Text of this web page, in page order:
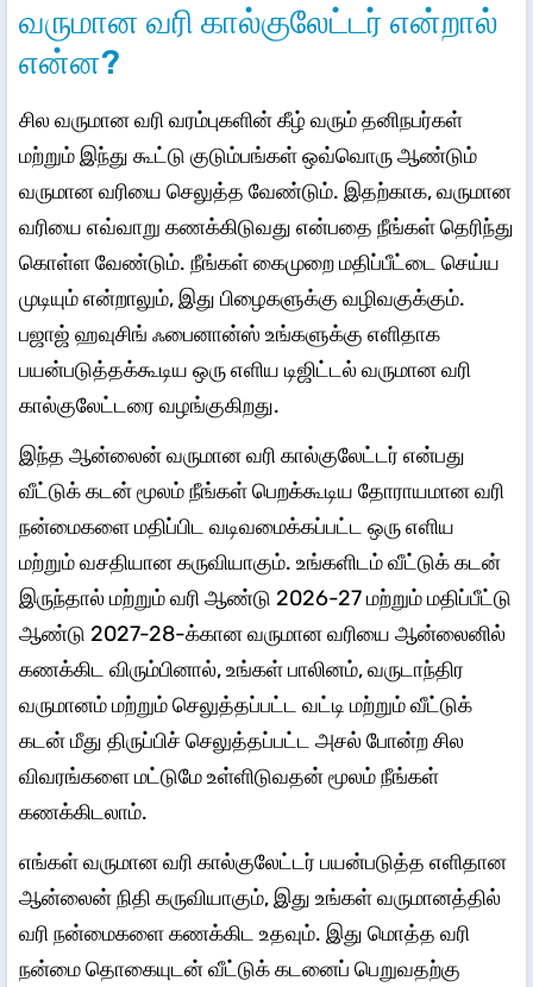
வருமான வரி கால்குலேட்டர் என்றால்
என்ன?
​​​சில வருமான வரி வரம்புகளின் கீழ் வரும் தனிநபர்கள்
மற்றும் இந்து கூட்டு குடும்பங்கள் ஒவ்வொரு ஆண்டும்
வருமான வரியை செலுத்த வேண்டும். இதற்காக, வருமான
வரியை எவ்வாறு கணக்கிடுவது என்பதை நீங்கள் தெரிந்து
கொள்ள வேண்டும். நீங்கள் கைமுறை மதிப்பீட்டை செய்ய
முடியும் என்றாலும், இது பிழைகளுக்கு வழிவகுக்கும்.
பஜாஜ் ஹவுசிங் ஃபைனான்ஸ் உங்களுக்கு எளிதாக
பயன்படுத்தக்கூடிய ஒரு எளிய டிஜிட்டல் வருமான வரி
கால்குலேட்டரை வழங்குகிறது.
இந்த ஆன்லைன் வருமான வரி கால்குலேட்டர் என்பது
வீட்டுக் கடன் மூலம் நீங்கள் பெறக்கூடிய தோராயமான வரி
நன்மைகளை மதிப்பிட வடிவமைக்கப்பட்ட ஒரு எளிய
மற்றும் வசதியான கருவியாகும். உங்களிடம் வீட்டுக் கடன்
இருந்தால் மற்றும் வரி ஆண்டு 2026-27 மற்றும் மதிப்பீட்டு
ஆண்டு 2027-28-க்கான வருமான வரியை ஆன்லைனில்
கணக்கிட விரும்பினால், உங்கள் பாலினம், வருடாந்திர
வருமானம் மற்றும் செலுத்தப்பட்ட வட்டி மற்றும் வீட்டுக்
கடன் மீது திருப்பிச் செலுத்தப்பட்ட அசல் போன்ற சில
விவரங்களை மட்டுமே உள்ளிடுவதன் மூலம் நீங்கள்
கணக்கிடலாம்.
எங்கள் வருமான வரி கால்குலேட்டர் பயன்படுத்த எளிதான
ஆன்லைன் நிதி கருவியாகும், இது உங்கள் வருமானத்தில்
வரி நன்மைகளை கணக்கிட உதவும். இது மொத்த வரி
நன்மை தொகையுடன் வீட்டுக் கடனைப் பெறுவதற்கு